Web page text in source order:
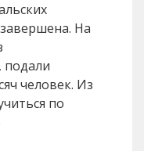
На
подали
человек. Из
по